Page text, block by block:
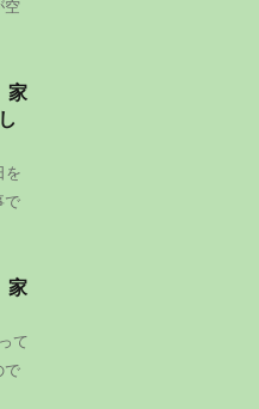
空
家
を
で
家
て
で